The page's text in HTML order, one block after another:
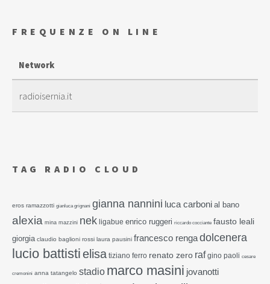
FREQUENZE ON LINE
Network
radioisernia.it
TAG RADIO CLOUD
eros ramazzotti gianluca grignani gianna nannini luca carboni al bano
alexia mina mazzini nek ligabue enrico ruggeri riccardo cocciante fausto leali
giorgia claudio baglioni rossi laura pausini francesco rengadolcenera
lucio battistielisa tiziano ferro renato zero raf gino paoli cesare
cremonini anna tatangelo stadio marco masini jovanotti